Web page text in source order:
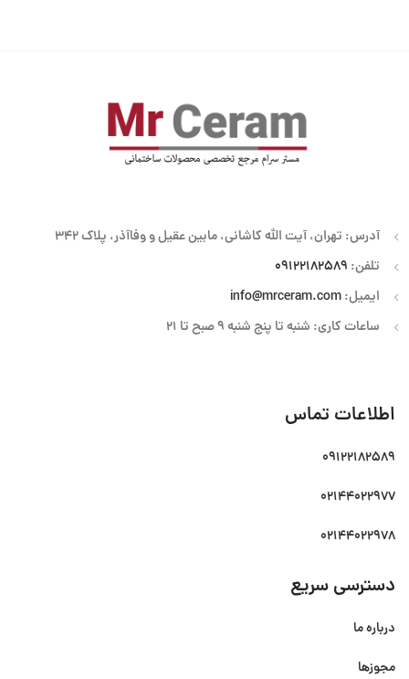
آدرس: تهران، آیت الله کاشانی، مابین عقیل و وفاآذر، پلاک 342
تلفن: 09122182589
ایمیل:info@mrceram.com
ساعات کاری: شنبه تا پنج شنبه 9 صبح تا 21
اطلاعات تماس
09122182589
02144022977
02144022978
دسترسی سریع
درباره ما
مجوزها